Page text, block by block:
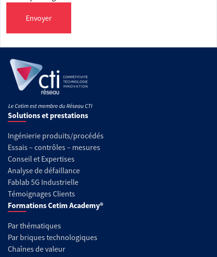
Envoyer
Solutions et prestations
Ingénierie produits/procédés
Essais – contrôles – mesures
Conseil et Expertises
Analyse de défaillance
Fablab 5G Industrielle
Témoignages Clients
Formations Cetim Academy®
Par thématiques
Par briques technologiques
Chaînes de valeur